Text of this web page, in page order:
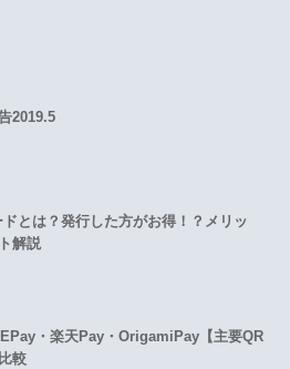
2019.5
とは？発行した方がお得！？メリッ
解説
・楽天Pay・OrigamiPay【主要QR
較